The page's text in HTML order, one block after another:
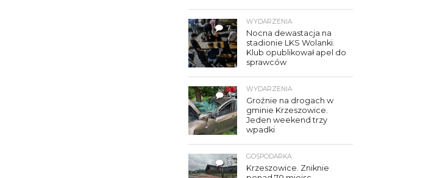
7
WYDARZENIA
Nocna dewastacja na
stadionie LKS Wolanki.
Klub opublikował apel do
sprawców
3
WYDARZENIA
Groźnie na drogach w
gminie Krzeszowice.
Jeden weekend trzy
wpadki
3
GOSPODARKA
Krzeszowice. Zniknie